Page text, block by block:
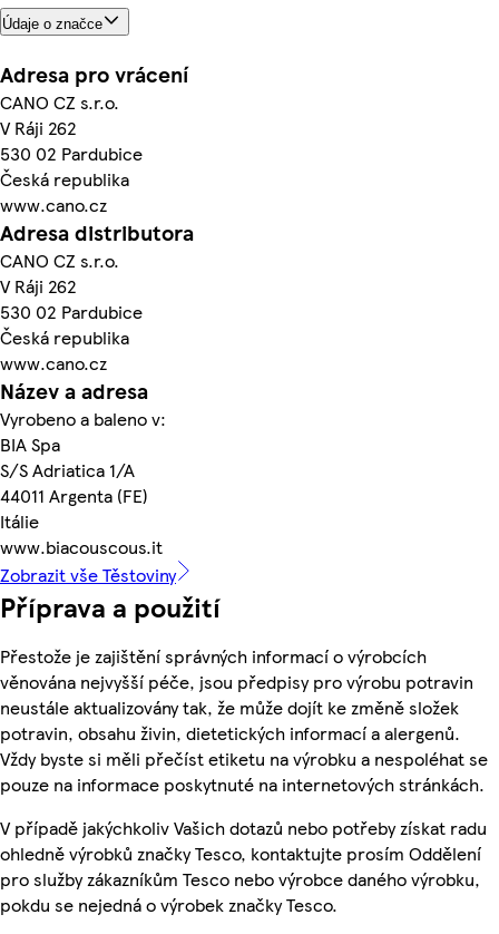
Údaje o značce
Adresa pro vrácení
CANO CZ s.r.o.
V Ráji 262
530 02 Pardubice
Česká republika
www.cano.cz
Adresa distributora
CANO CZ s.r.o.
V Ráji 262
530 02 Pardubice
Česká republika
www.cano.cz
Název a adresa
Vyrobeno a baleno v:
BIA Spa
S/S Adriatica 1/A
44011 Argenta (FE)
Itálie
www.biacouscous.it
Zobrazit vše Těstoviny
Příprava a použití
Přestože je zajištění správných informací o výrobcích
věnována nejvyšší péče, jsou předpisy pro výrobu potravin
neustále aktualizovány tak, že může dojít ke změně složek
potravin, obsahu živin, dietetických informací a alergenů.
Vždy byste si měli přečíst etiketu na výrobku a nespoléhat se
pouze na informace poskytnuté na internetových stránkách.
V případě jakýchkoliv Vašich dotazů nebo potřeby získat radu
ohledně výrobků značky Tesco, kontaktujte prosím Oddělení
pro služby zákazníkům Tesco nebo výrobce daného výrobku,
pokdu se nejedná o výrobek značky Tesco.